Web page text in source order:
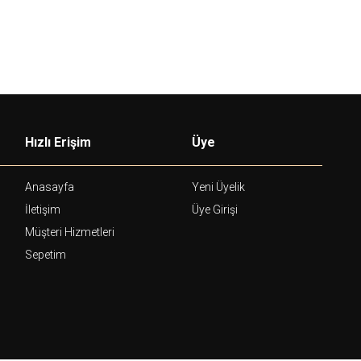
Hızlı Erişim
Anasayfa
İletişim
Müşteri Hizmetleri
Sepetim
Üye
Yeni Üyelik
Üye Girişi